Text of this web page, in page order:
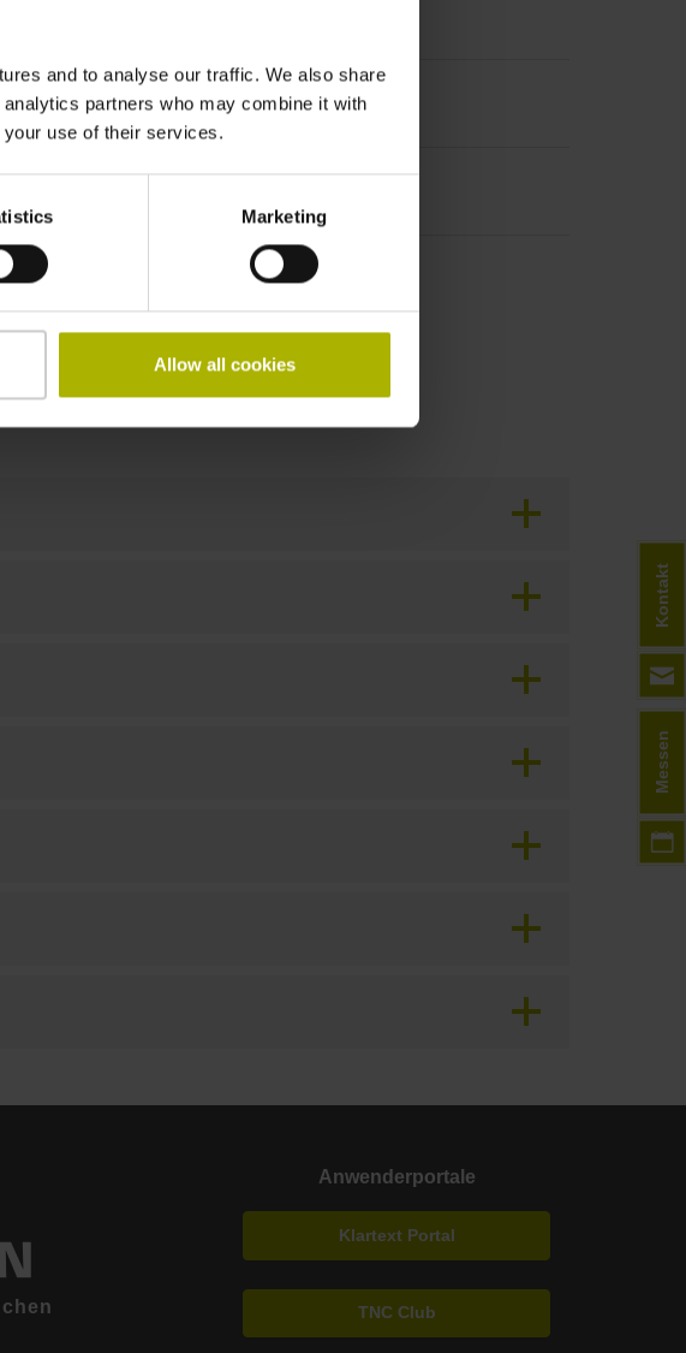
and to analyse our traffic. We also share
partners who may combine it with
your use of their services.
Marketing
Allow all cookies
Anwenderportale
Klartext Portal
TNC Club
Messen
Kontakt